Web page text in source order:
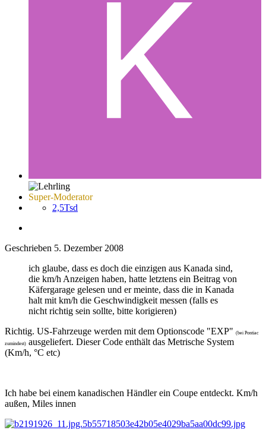
Super-Moderator
2,5Tsd
Geschrieben 5. Dezember 2008
ich glaube, dass es doch die einzigen aus Kanada sind,
die km/h Anzeigen haben, hatte letztens ein Beitrag von
Käfergarage gelesen und er meinte, dass die in Kanada
halt mit km/h die Geschwindigkeit messen (falls es
nicht richtig sein sollte, bitte korigieren)
Richtig. US-Fahrzeuge werden mit dem Optionscode "EXP" (bei Pontiac
zumindest) ausgeliefert. Dieser Code enthält das Metrische System
(Km/h, °C etc)
Ich habe bei einem kanadischen Händler ein Coupe entdeckt. Km/h
außen, Miles innen